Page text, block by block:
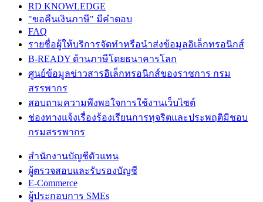
RD KNOWLEDGE
"ขอคืนเงินภาษี" มีคำตอบ
FAQ
รายชื่อผู้ให้บริการจัดทำหรือนำส่งข้อมูลอิเล็กทรอนิกส์
B-READY ด้านภาษีโดยธนาคารโลก
ศูนย์ข้อมูลข่าวสารอิเล็กทรอนิกส์ของราชการ กรม
สรรพากร
สอบถามความพึงพอใจการใช้งานเว็บไซต์
ช่องทางแจ้งเรื่องร้องเรียนการทุจริตและประพฤติมิชอบ
กรมสรรพากร
สำนักงานบัญชีตัวแทน
ผู้ตรวจสอบและรับรองบัญชี
E-Commerce
ผู้ประกอบการ SMEs